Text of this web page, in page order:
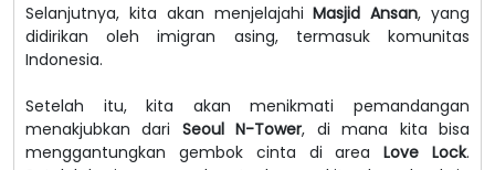
Selanjutnya, kita akan menjelajahiMasjid Ansan, yang
didirikan oleh imigran asing, termasuk komunitas
Indonesia.
Setelah itu, kita akan menikmati pemandangan
menakjubkan dari Seoul N-Tower, di mana kita bisa
menggantungkan gembok cinta di areaLove Lock.